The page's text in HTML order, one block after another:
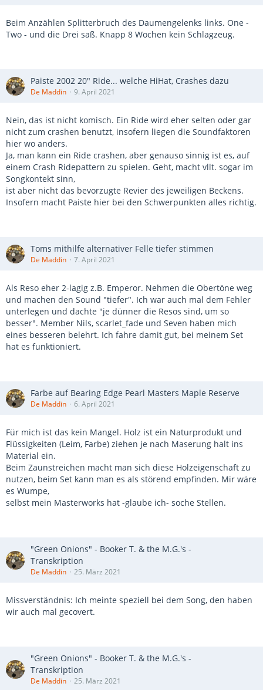
Beim Anzählen Splitterbruch des Daumengelenks links. One -
Two - und die Drei saß. Knapp 8 Wochen kein Schlagzeug.
Paiste 2002 20" Ride... welche HiHat, Crashes dazu
De Maddin 9. April 2021
Nein, das ist nicht komisch. Ein Ride wird eher selten oder gar
nicht zum crashen benutzt, insofern liegen die Soundfaktoren
hier wo anders.
Ja, man kann ein Ride crashen, aber genauso sinnig ist es, auf
einem Crash Ridepattern zu spielen. Geht, macht vllt. sogar im
Songkontekt sinn,
ist aber nicht das bevorzugte Revier des jeweiligen Beckens.
Insofern macht Paiste hier bei den Schwerpunkten alles richtig.
Toms mithilfe alternativer Felle tiefer stimmen
De Maddin 7. April 2021
Als Reso eher 2-lagig z.B. Emperor. Nehmen die Obertöne weg
und machen den Sound "tiefer". Ich war auch mal dem Fehler
unterlegen und dachte "je dünner die Resos sind, um so
besser". Member Nils, scarlet_fade und Seven haben mich
eines besseren belehrt. Ich fahre damit gut, bei meinem Set
hat es funktioniert.
Farbe auf Bearing Edge Pearl Masters Maple Reserve
De Maddin 6. April 2021
Für mich ist das kein Mangel. Holz ist ein Naturprodukt und
Flüssigkeiten (Leim, Farbe) ziehen je nach Maserung halt ins
Material ein.
Beim Zaunstreichen macht man sich diese Holzeigenschaft zu
nutzen, beim Set kann man es als störend empfinden. Mir wäre
es Wumpe,
selbst mein Masterworks hat -glaube ich- soche Stellen.
"Green Onions" - Booker T. & the M.G.'s -
Transkription
De Maddin 25. März 2021
Missverständnis: Ich meinte speziell bei dem Song, den haben
wir auch mal gecovert.
"Green Onions" - Booker T. & the M.G.'s -
Transkription
De Maddin 25. März 2021